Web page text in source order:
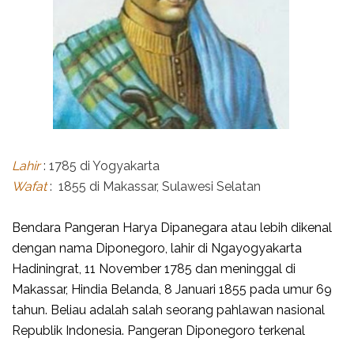
Lahir: 1785 di Yogyakarta
Wafat: 1855 di Makassar, Sulawesi Selatan
Bendara Pangeran Harya Dipanegara atau lebih dikenal
dengan nama Diponegoro, lahir di Ngayogyakarta
Hadiningrat, 11 November 1785 dan meninggal di
Makassar, Hindia Belanda, 8 Januari 1855 pada umur 69
tahun. Beliau adalah salah seorang pahlawan nasional
Republik Indonesia. Pangeran Diponegoro terkenal